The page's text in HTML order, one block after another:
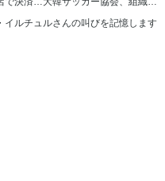
イルチュルさんの叫びを記憶します